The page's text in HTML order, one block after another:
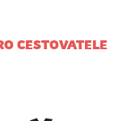
CESTOVATELE